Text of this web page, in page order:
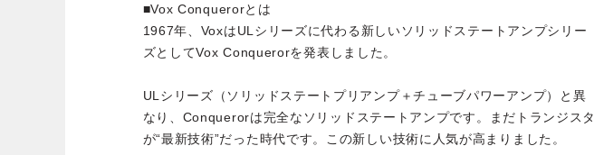
■Vox Conquerorとは
1967年、VoxはULシリーズに代わる新しいソリッドステートアンプシリー
ズとしてVox Conquerorを発表しました。
ULシリーズ（ソリッドステートプリアンプ＋チューブパワーアンプ）と異
なり、Conquerorは完全なソリッドステートアンプです。まだトランジスタ
が“最新技術”だった時代です。この新しい技術に人気が高まりました。